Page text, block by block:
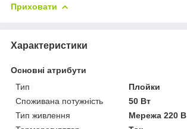
Приховати
Характеристики
Основні атрибути
Тип
Плойки
Споживана потужність
50 Вт
Тип живлення
Мережа 220 В